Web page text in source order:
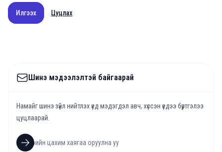
Илгээх Цуцлах
Шинэ мэдээлэлтэй байгаарай
Намайг шинэ зүйл нийтлэх үед мэдэгдэл авч, хүссэн үедээ бүртгэлээ
цуцлаарай.